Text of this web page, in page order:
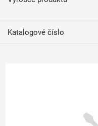
Katalogové číslo